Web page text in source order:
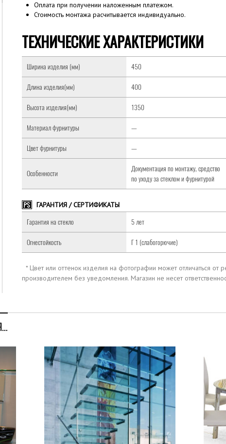
Оплата при получении наложенным платежом.
Стоимость монтажа расчитывается индивидуально.
ТЕХНИЧЕСКИЕ ХАРАКТЕРИСТИКИ
Ширина изделия (мм) 450
Длина изделия(мм) 400
Высота изделия(мм) 1350
Материал фурнитуры —
Цвет фурнитуры —
Особенности
Документация по монтажу, средство
по уходу за стеклом и фурнитурой
ГАРАНТИЯ / СЕРТИФИКАТЫ
Гарантия на стекло 5 лет
Огнестойкость Г 1 (слабогорючие)
* Цвет или оттенок изделия на фотографии может отличаться от
производителем без уведомления. Магазин не несет